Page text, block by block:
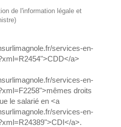
de l'information légale et
services-en-
a>
services-en-
droits
le salarié en <a
services-en-
a>.